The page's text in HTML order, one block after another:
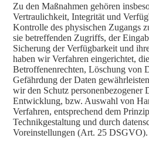
Zu den Maßnahmen gehören
Vertraulichkeit, Integrität und
Kontrolle des physischen Zugangs
sie betreffenden Zugriffs, der
Sicherung der Verfügbarkeit und
haben wir Verfahren eingerichtet,
Betroffenenrechten, Löschung von
Gefährdung der Daten
wir den Schutz personenbezogener
Entwicklung, bzw. Auswahl von
Verfahren, entsprechend dem
Technikgestaltung und durch
Voreinstellungen (Art. 25 DSGVO).